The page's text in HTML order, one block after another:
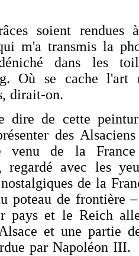
soient rendues
m'a transmis la
dans les
Où se cache l'art
dirait-on.
de cette
des
venu de la
regardé avec les
de la
poteau de frontière
pays et le Reich
et une partie
par Napoléon III.